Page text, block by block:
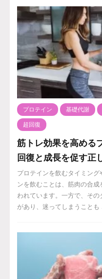
プロテイン 基礎代謝
超回復
筋トレ効果を高める
回復と成長を促す正
プロテインを飲むタイミン
ンを飲むことは、筋肉の合
われています。一方で、そ
があり、迷ってしまうことも